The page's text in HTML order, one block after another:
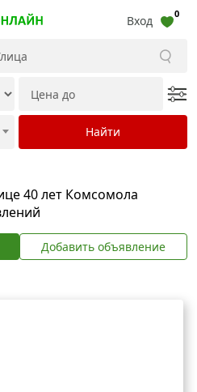
Вход 0
40 лет Комсомола
Добавить объявление